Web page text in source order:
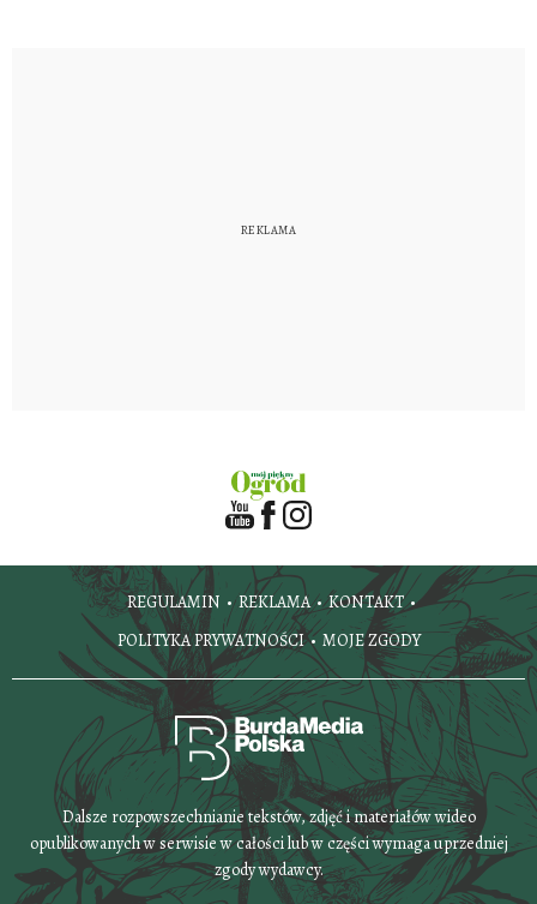
REGULAMIN REKLAMA
KONTAKT
POLITYKA PRYWATNOŚCI
MOJE ZGODY
Dalsze rozpowszechnianie tekstów, zdjęć i materiałów wideo
opublikowanych w serwisie w całości lub w części wymaga uprzedniej
zgody wydawcy.